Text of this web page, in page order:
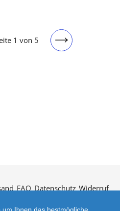
1 von 5
Nächste
FAQ Datenschutz Widerruf